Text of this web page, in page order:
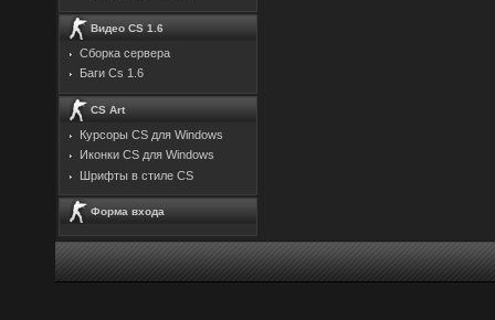
Видео CS 1.6
Сборка сервера
Баги Cs 1.6
CS Art
Курсоры CS для Windows
Иконки CS для Windows
Шрифты в стиле CS
Форма входа